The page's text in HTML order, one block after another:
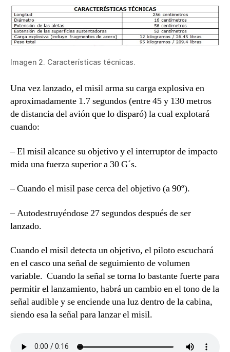
Imagen 2. Características técnicas.
Una vez lanzado, el misil arma su carga explosiva en
aproximadamente 1.7 segundos (entre 45 y 130 metros
de distancia del avión que lo disparó) la cual explotará
cuando:
– El misil alcance su objetivo y el interruptor de impacto
mida una fuerza superior a 30 G´s.
– Cuando el misil pase cerca del objetivo (a 90º).
– Autodestruyéndose 27 segundos después de ser
lanzado.
Cuando el misil detecta un objetivo, el piloto escuchará
en el casco una señal de seguimiento de volumen
variable. Cuando la señal se torna lo bastante fuerte para
permitir el lanzamiento, habrá un cambio en el tono de la
señal audible y se enciende una luz dentro de la cabina,
siendo esa la señal para lanzar el misil.